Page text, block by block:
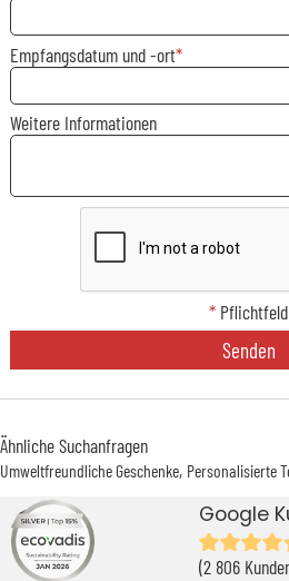
Empfangsdatum und -ort
Weitere Informationen
* Pflichtfeld
Senden
Ähnliche Suchanfragen
Umweltfreundliche Geschenke Personalisierte
Google
(2 806